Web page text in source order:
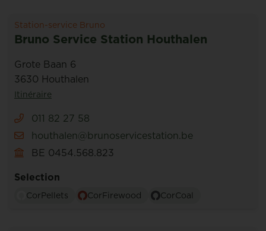
Station-service Bruno
Bruno Service Station Houthalen
Grote Baan 6
3630 Houthalen
Itinéraire
011 82 27 58
houthalen@brunoservicestation.be
BE 0454.568.823
Selection
CorPellets CorFirewood CorCoal